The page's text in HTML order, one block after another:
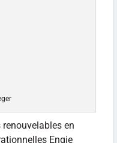
renouvelables en
Engie